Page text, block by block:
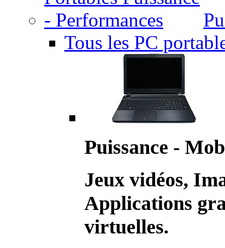
Tous les PC
Puissance -
Jeux vidéos,
Applications
virtuelles.